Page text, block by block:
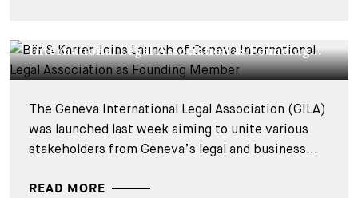
International Legal Association as Founding...
The Geneva International Legal Association (GILA)
was launched last week aiming to unite various
stakeholders from Geneva’s legal and business...
READ MORE